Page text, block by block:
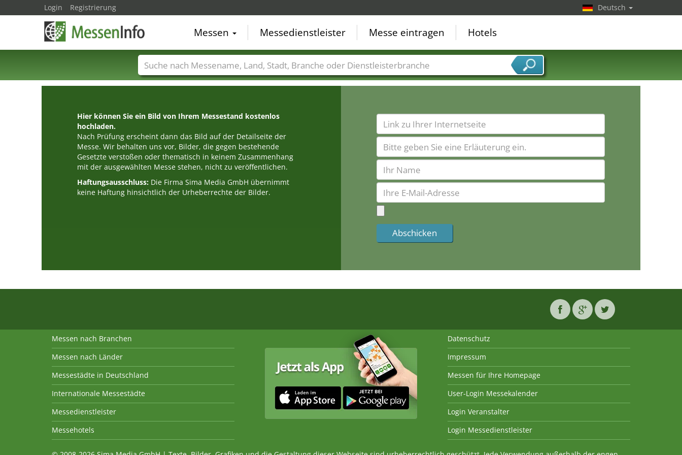
Hier können Sie ein Bild von Ihrem Messestand kostenlos
hochladen.
Nach Prüfung erscheint dann das Bild auf der Detailseite der
Messe. Wir behalten uns vor, Bilder, die gegen bestehende
Gesetzte verstoßen oder thematisch in keinem Zusammenhang
mit der ausgewählten Messe stehen, nicht zu veröffentlichen.
Haftungsausschluss: Die Firma Sima Media GmbH übernimmt
keine Haftung hinsichtlich der Urheberrechte der Bilder.
Login Registrierung Deutsch
Messen Messedienstleister Messe eintragen Hotels
Messenamen Länder Städte Branchen Dienstleisterbranchen
Messen nach Branchen
Messen nach Länder
Messestädte in Deutschland
Internationale Messestädte
Messedienstleister
Messehotels
Datenschutz
Impressum
Messen für Ihre Homepage
User-Login Messekalender
Login Veranstalter
Login Messedienstleister